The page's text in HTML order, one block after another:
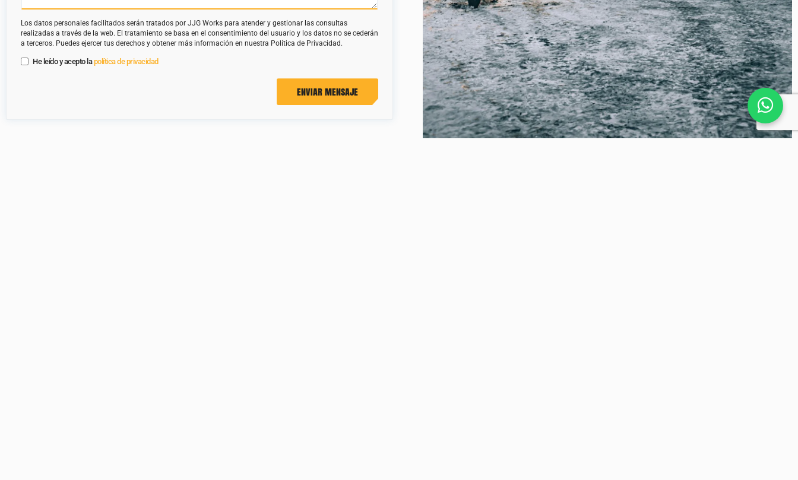
Los datos personales facilitados serán tratados por JJG Works para atender y gestionar las consultas
realizadas a través de la web. El tratamiento se basa en el consentimiento del usuario y los datos no se cederán
a terceros. Puedes ejercer tus derechos y obtener más información en nuestra Política de Privacidad.
He leído y acepto lapolítica de privacidad